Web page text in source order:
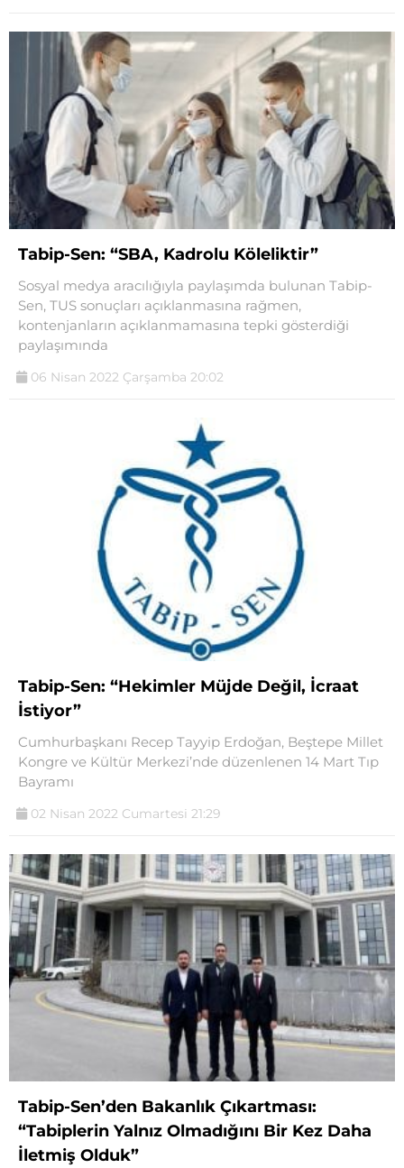
Tabip-Sen: “SBA, Kadrolu Köleliktir”
Sosyal medya aracılığıyla paylaşımda bulunan Tabip-
Sen, TUS sonuçları açıklanmasına rağmen,
kontenjanların açıklanmamasına tepki gösterdiği
paylaşımında
06 Nisan 2022 Çarşamba 20:02
Tabip-Sen: “Hekimler Müjde Değil, İcraat
İstiyor”
Cumhurbaşkanı Recep Tayyip Erdoğan, Beştepe Millet
Kongre ve Kültür Merkezi’nde düzenlenen 14 Mart Tıp
Bayramı
02 Nisan 2022 Cumartesi 21:29
Tabip-Sen’den Bakanlık Çıkartması:
“Tabiplerin Yalnız Olmadığını Bir Kez Daha
İletmiş Olduk”